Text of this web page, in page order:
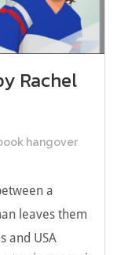
Rachel
hangover
a
leaves them
and USA